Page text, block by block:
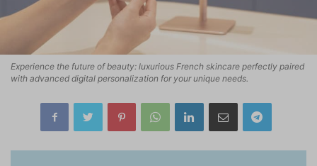
Experience the future of beauty: luxurious French skincare perfectly paired
with advanced digital personalization for your unique needs.